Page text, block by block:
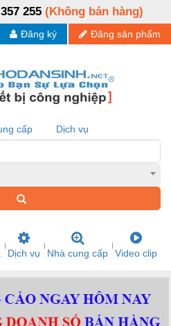
255 (Không bán hàng)
Đăng sản phẩm
Đăng ký
cấp Dịch vụ
Dịch vụ Nhà cung cấp Video clip